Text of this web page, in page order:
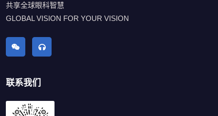
共享全球眼科智慧
GLOBAL VISION FOR YOUR VISION
联系我们